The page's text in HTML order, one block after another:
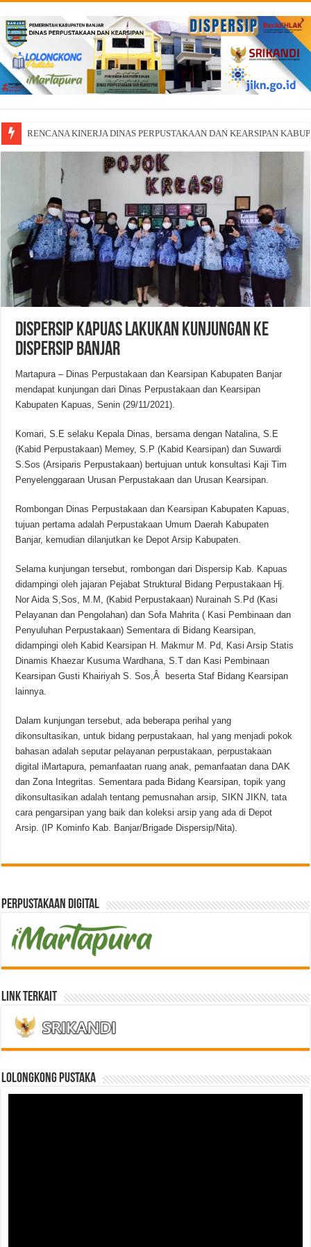
RENCANA KINERJA DINAS PERPUSTAKAAN DAN KEARSIPAN
Dispersip Kapuas Lakukan Kunjungan Ke
Dispersip Banjar
Martapura – Dinas Perpustakaan dan Kearsipan Kabupaten Banjar
mendapat kunjungan dari Dinas Perpustakaan dan Kearsipan
Kabupaten Kapuas, Senin (29/11/2021).
Komari, S.E selaku Kepala Dinas, bersama dengan Natalina, S.E
(Kabid Perpustakaan) Memey, S.P (Kabid Kearsipan) dan Suwardi
S.Sos (Arsiparis Perpustakaan) bertujuan untuk konsultasi Kaji Tim
Penyelenggaraan Urusan Perpustakaan dan Urusan Kearsipan.
Rombongan Dinas Perpustakaan dan Kearsipan Kabupaten Kapuas,
tujuan pertama adalah Perpustakaan Umum Daerah Kabupaten
Banjar, kemudian dilanjutkan ke Depot Arsip Kabupaten.
Selama kunjungan tersebut, rombongan dari Dispersip Kab. Kapuas
didampingi oleh jajaran Pejabat Struktural Bidang Perpustakaan Hj.
Nor Aida S,Sos, M.M, (Kabid Perpustakaan) Nurainah S.Pd (Kasi
Pelayanan dan Pengolahan) dan Sofa Mahrita ( Kasi Pembinaan dan
Penyuluhan Perpustakaan) Sementara di Bidang Kearsipan,
didampingi oleh Kabid Kearsipan H. Makmur M. Pd, Kasi Arsip Statis
Dinamis Khaezar Kusuma Wardhana, S.T dan Kasi Pembinaan
Kearsipan Gusti Khairiyah S. Sos,Â beserta Staf Bidang Kearsipan
lainnya.
Dalam kunjungan tersebut, ada beberapa perihal yang
dikonsultasikan, untuk bidang perpustakaan, hal yang menjadi pokok
bahasan adalah seputar pelayanan perpustakaan, perpustakaan
digital iMartapura, pemanfaatan ruang anak, pemanfaatan dana DAK
dan Zona Integritas. Sementara pada Bidang Kearsipan, topik yang
dikonsultasikan adalah tentang pemusnahan arsip, SIKN JIKN, tata
cara pengarsipan yang baik dan koleksi arsip yang ada di Depot
Arsip. (IP Kominfo Kab. Banjar/Brigade Dispersip/Nita).
Perpustakaan Digital
Link Terkait
LOLONGKONG PUSTAKA